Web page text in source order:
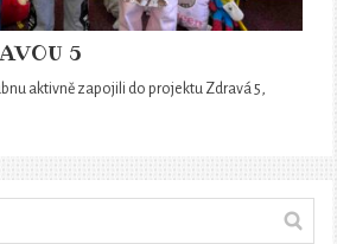
5
aktivně zapojili do projektu Zdravá 5,